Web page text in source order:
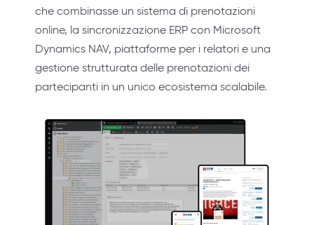
che combinasse un sistema di prenotazioni
online, la sincronizzazione ERP con Microsoft
Dynamics NAV, piattaforme per i relatori e una
gestione strutturata delle prenotazioni dei
partecipanti in un unico ecosistema scalabile.